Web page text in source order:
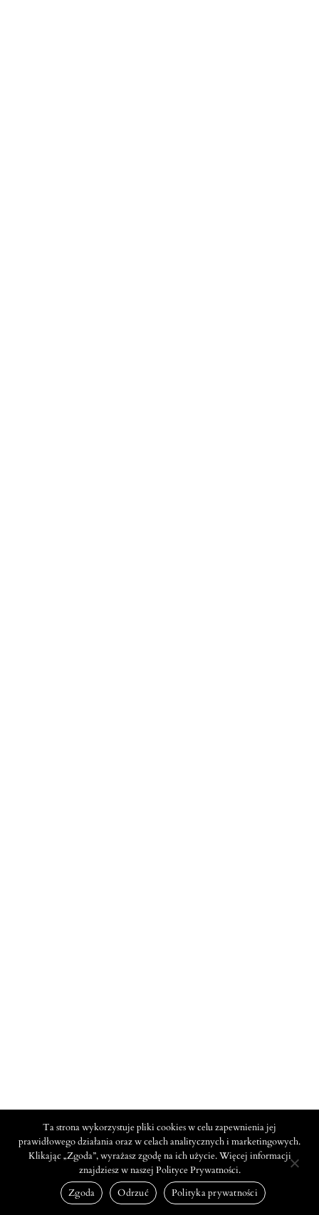
Ta strona wykorzystuje pliki cookies w celu zapewnienia jej
prawidłowego działania oraz w celach analitycznych i marketingowych.
Klikając „Zgoda”, wyrażasz zgodę na ich użycie. Więcej informacji
znajdziesz w naszej Polityce Prywatności.
Zgoda
Odrzuć Polityka prywatności